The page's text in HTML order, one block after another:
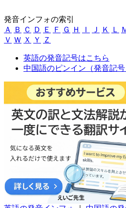
発音インフォの索引
Ａ
Ｂ Ｃ Ｄ Ｅ Ｆ Ｇ Ｈ Ｉ Ｊ Ｋ Ｌ
Ｖ Ｗ Ｘ Ｙ Ｚ
英語の発音記号はこちら
中国語のピンイン（発音記